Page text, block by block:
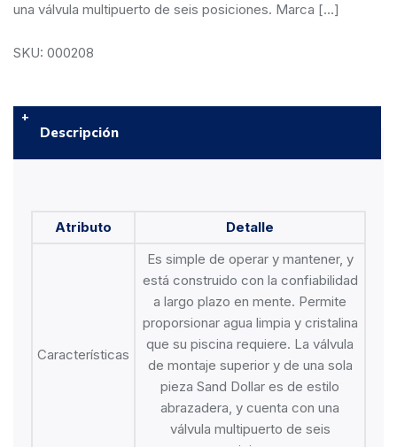
una válvula multipuerto de seis posiciones. Marca […]
SKU: 000208
Descripción
Atributo Detalle
Características
Es simple de operar y mantener, y
está construido con la confiabilidad
a largo plazo en mente. Permite
proporsionar agua limpia y cristalina
que su piscina requiere. La válvula
de montaje superior y de una sola
pieza Sand Dollar es de estilo
abrazadera, y cuenta con una
válvula multipuerto de seis